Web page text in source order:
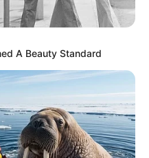
A Beauty Standard